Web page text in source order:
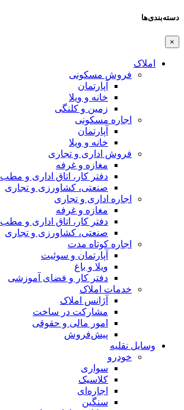
دسته‌بندی‌ها
×
املاک
فروش مسکونی
آپارتمان
خانه و ویلا
زمین و کلنگی
اجاره مسکونی
آپارتمان
خانه و ویلا
فروش اداری و تجاری
مغازه و غرفه
دفتر کار، اتاق اداری و مطب
صنعتی،‌ کشاورزی و تجاری
اجاره اداری و تجاری
مغازه و غرفه
دفتر کار، اتاق اداری و مطب
صنعتی،‌ کشاورزی و تجاری
اجاره کوتاه مدت
آپارتمان و سوئیت
ویلا و باغ
دفتر کار و فضای آموزشی
خدمات املاک
آژانس املاک
مشارکت در ساخت
امور مالی و حقوقی
پیش‌فروش
وسایل نقلیه
خودرو
سواری
کلاسیک
اجاره‌ای
سنگین